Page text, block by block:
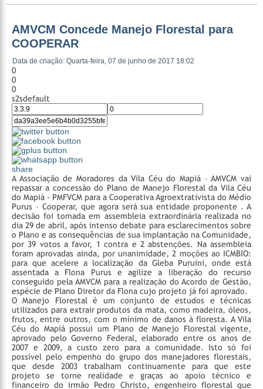
AMVCM Concede Manejo Florestal para
COOPERAR
Data de criação: Quarta-feira, 07 de junho de 2017 18:02
0
0
0
s2sdefault
share
A Associação de Moradores da Vila Céu do Mapiá – AMVCM vai
repassar a concessão do Plano de Manejo Florestal da Vila Céu
do Mapiá - PMFVCM para a Cooperativa Agroextrativista do Médio
Purus – Cooperar, que agora será sua entidade proponente . A
decisão foi tomada em assembleia extraordinária realizada no
dia 29 de abril, após intenso debate para esclarecimentos sobre
o Plano e as consequências de sua implantação na Comunidade,
por 39 votos a favor, 1 contra e 2 abstenções. Na assembleia
foram aprovadas ainda, por unanimidade, 2 moções ao ICMBIO:
para que acelere a localização da Gleba Puruini, onde está
assentada a Flona Purus e agilize a liberação do recurso
conseguido pela AMVCM para a realização do Acordo de Gestão,
espécie de Plano Diretor da Flona cujo projeto já foi aprovado.
O Manejo Florestal é um conjunto de estudos e técnicas
utilizados para extrair produtos da mata, como madeira, óleos,
frutos, entre outros, com o mínimo de danos à floresta. A Vila
Céu do Mapiá possui um Plano de Manejo Florestal vigente,
aprovado pelo Governo Federal, elaborado entre os anos de
2007 e 2009, a custo zero para a comunidade. Isto só foi
possível pelo empenho do grupo dos manejadores florestais,
que desde 2003 trabalham continuamente para que este
projeto se torne realidade e graças ao apoio técnico e
financeiro do irmão Pedro Christo, engenheiro florestal que